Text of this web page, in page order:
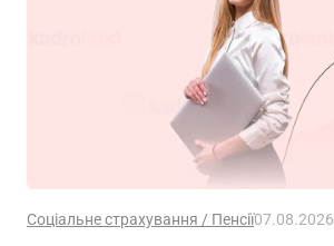
Соціальне страхування / Пенсії07.08.2026